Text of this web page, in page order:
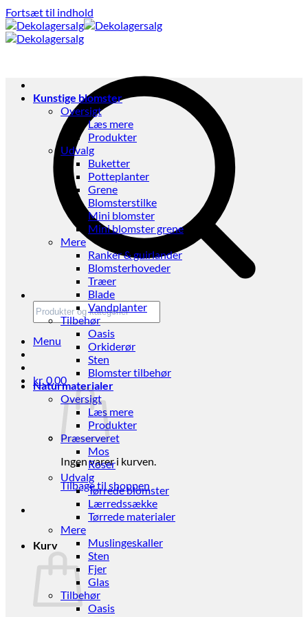
Fortsæt til indhold
Menu
kr. 0,00
Ingen varer i kurven.
Tilbage til shoppen
Kurv
Kunstige blomster
Oversigt
Læs mere
Produkter
Udvalg
Buketter
Potteplanter
Grene
Blomsterstilke
Mini blomster
Mini blomster grene
Mere
Ranker & guirlander
Blomsterhoveder
Træer
Blade
Vandplanter
Tilbehør
Oasis
Orkiderør
Sten
Blomster tilbehør
Naturmaterialer
Oversigt
Læs mere
Produkter
Præserveret
Mos
Roser
Udvalg
Tørrede blomster
Lærredssække
Tørrede materialer
Mere
Muslingeskaller
Sten
Fjer
Glas
Tilbehør
Oasis